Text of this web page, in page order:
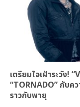
เตรียมใจเฝ้าระวัง!
“TORNADO” กับค
ราวกับพายุ